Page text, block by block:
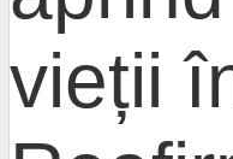
vieții